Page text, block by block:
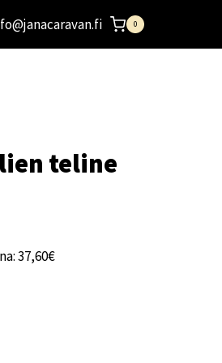
0
teline
37,60€